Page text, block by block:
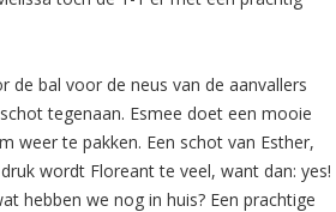
bal voor de neus van de aanvallers
tegenaan. Esmee doet een mooie
weer te pakken. Een schot van Esther,
wordt Floreant te veel, want dan: yes!
hebben we nog in huis? Een prachtige